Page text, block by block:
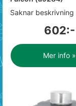
Saknar beskrivning
602:-
Mer info »